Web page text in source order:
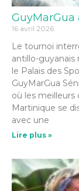
GuyMarGua
16 avril 2026
Le tournoi
antillo-guyanais
le Palais des
GuyMarGua
où les meilleurs
Martinique se
avec une
Lire plus »